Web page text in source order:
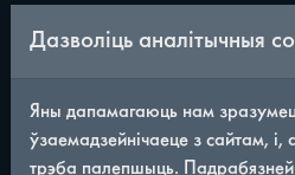
Адна з галоўных спецыялістак у
лексікаграфіі і праблемах
Падрыхтавала 200+ навуковых
манаграфіі, граматыкі, слоўнікі
Дазволіць аналітычныя
Яны дапамагаюць нам
ўзаемадзейнічаеце з сайтам, і,
трэба палепшыць.